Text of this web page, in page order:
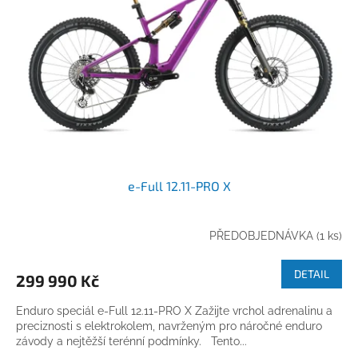
e-Full 12.11-PRO X
PŘEDOBJEDNÁVKA (1 ks)
299 990 Kč DETAIL
Enduro speciál e-Full 12.11-PRO X Zažijte vrchol adrenalinu a
preciznosti s elektrokolem, navrženým pro náročné enduro
závody a nejtěžší terénní podmínky. Tento...